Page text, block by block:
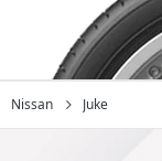
Nissan Juke